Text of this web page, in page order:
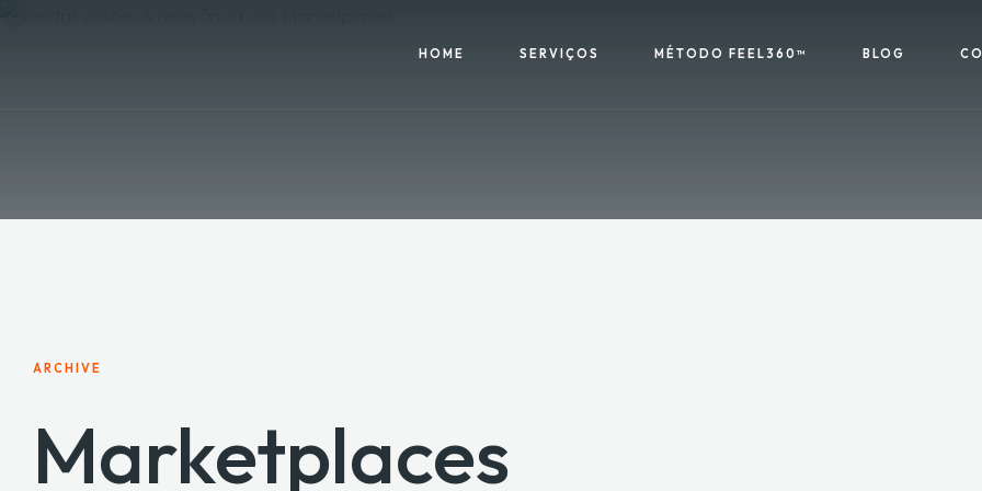
HOME SERVIÇOS MÉTODO FEEL360™ BLOG
ARCHIVE
Marketplaces